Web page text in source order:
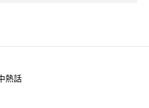
熱話